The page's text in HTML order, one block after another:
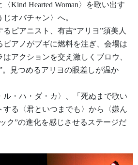
Kind Hearted Woman〉を歌い出す
オバチャン〉へ。
ピアニスト、有吉“アリヨ”須美人
ピアノがブギに燃料を注ぎ、会場は
アクションを交え激しくブロウ、
。見つめるアリヨの眼差しが温か
ル・ハ・ダ・カ〉、「死ぬまで歌い
する〈君といつまでも〉から〈嫌ん
ク”の進化を感じさせるステージだ